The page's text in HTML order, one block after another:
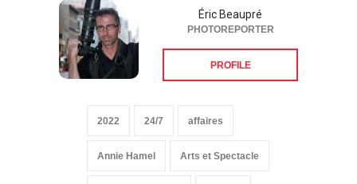
Éric Beaupré
PHOTOREPORTER
PROFILE
2022 24/7 affaires
Annie Hamel Arts et Spectacle